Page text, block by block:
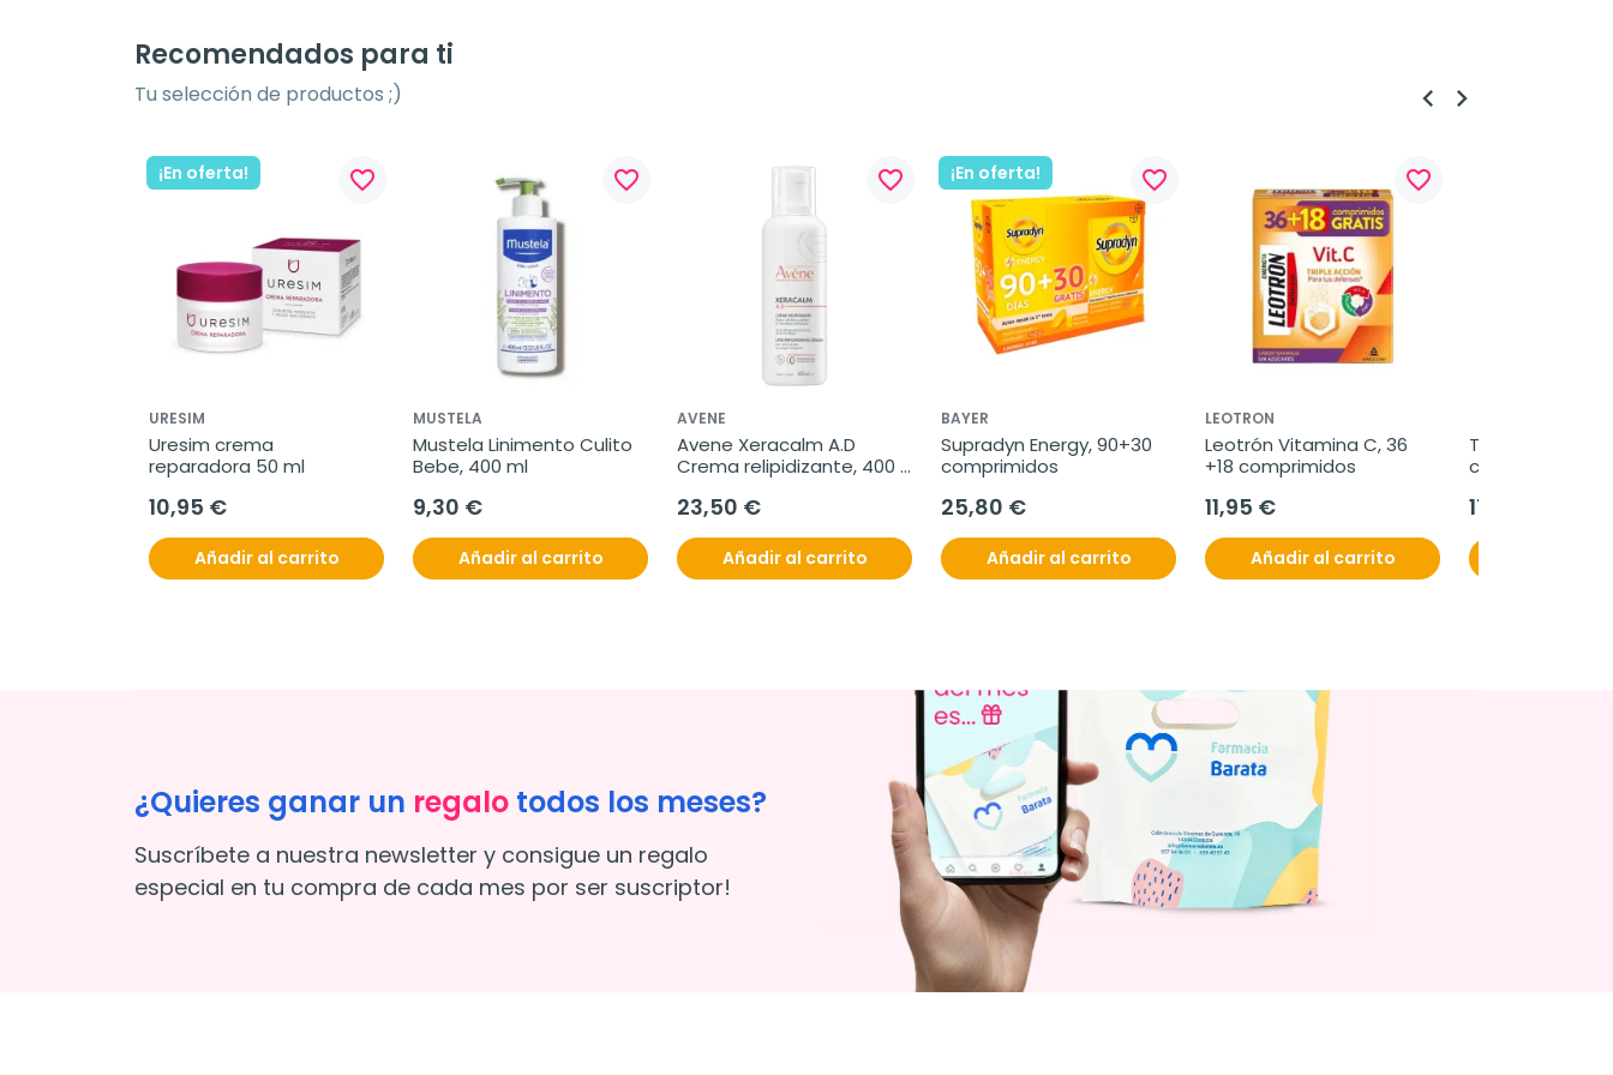
Recomendados para ti
Tu selección de productos ;)
¡En oferta! favorite_border
URESIM
Uresim crema
reparadora 50 ml
10,95 €
Añadir al carrito
favorite_border
MUSTELA
Mustela Linimento Culito
Bebe, 400 ml
9,30 €
Añadir al carrito
favorite_border
AVENE
Avene Xeracalm A.D
Crema relipidizante, 400
23,50 €
Añadir al carrito
¡En oferta! favorite_border
BAYER
Supradyn Energy, 90+30
comprimidos
25,80 €
Añadir al carrito
favorite_border
LEOTRON
Leotrón Vitamina C, 36
+18 comprimidos
11,95 €
Añadir al carrito
Tinnitan Duo
cápsulas
17,95 €
keyboard_arrow_left keyboard_arrow_right
¿Quieres ganar un regalo todos los meses?
Suscríbete a nuestra newsletter y consigue un regalo
especial en tu compra de cada mes por ser suscriptor!